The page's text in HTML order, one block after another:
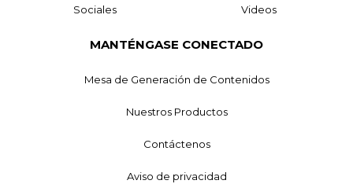
Sociales Videos
MANTÉNGASE CONECTADO
Mesa de Generación de Contenidos
Nuestros Productos
Contáctenos
Aviso de privacidad